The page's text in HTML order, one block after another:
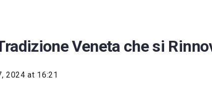
Veneta che si
2024 at 16:21